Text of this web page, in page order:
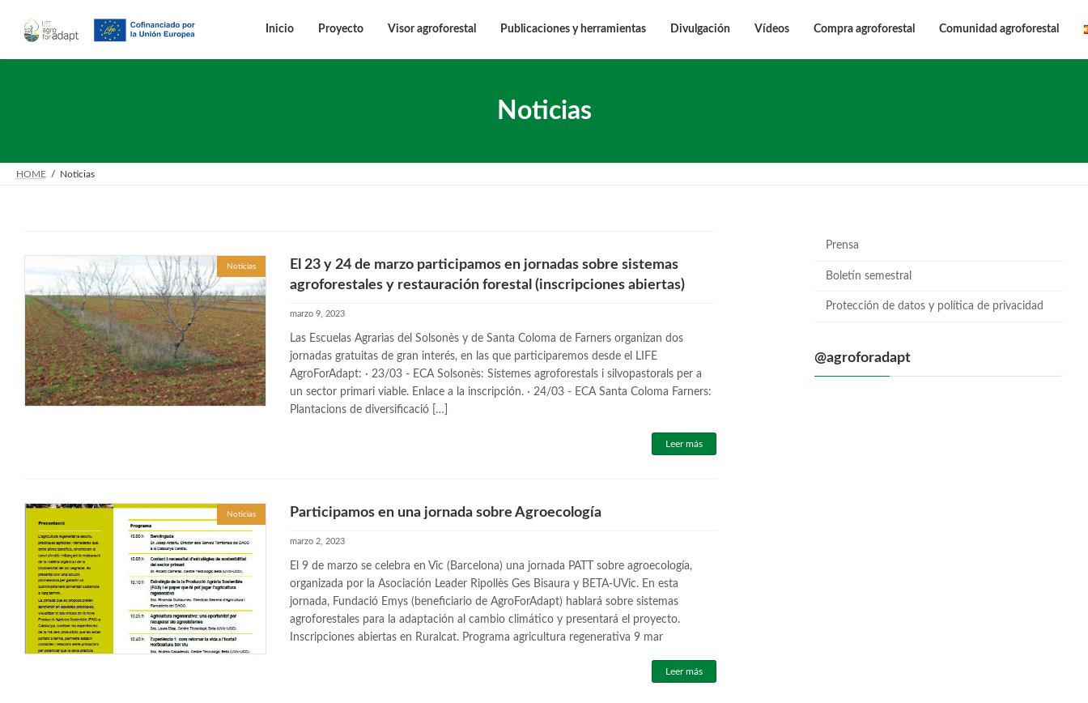
contenido
Inicio Proyecto Visor agroforestal Publicaciones y herramientas Divulgación Vídeos Compra agroforestal Comunidad agroforestal
Noticias
HOME Noticias
Noticias
El 23 y 24 de marzo participamos en jornadas sobre sistemas
agroforestales y restauración forestal (inscripciones abiertas)
marzo 9, 2023
Las Escuelas Agrarias del Solsonès y de Santa Coloma de Farners organizan dos
jornadas gratuitas de gran interés, en las que participaremos desde el LIFE
AgroForAdapt: · 23/03 - ECA Solsonès: Sistemes agroforestals i silvopastorals per a
un sector primari viable. Enlace a la inscripción. · 24/03 - ECA Santa Coloma Farners:
Plantacions de diversificació […]
Leer más
Noticias Participamos en una jornada sobre Agroecología
marzo 2, 2023
El 9 de marzo se celebra en Vic (Barcelona) una jornada PATT sobre agroecología,
organizada por la Asociación Leader Ripollès Ges Bisaura y BETA-UVic. En esta
jornada, Fundació Emys (beneficiario de AgroForAdapt) hablará sobre sistemas
agroforestales para la adaptación al cambio climático y presentará el proyecto.
Inscripciones abiertas en Ruralcat. Programa agricultura regenerativa 9 mar
Leer más
Prensa
Boletín semestral
Protección de datos y política de privacidad
@agroforadapt